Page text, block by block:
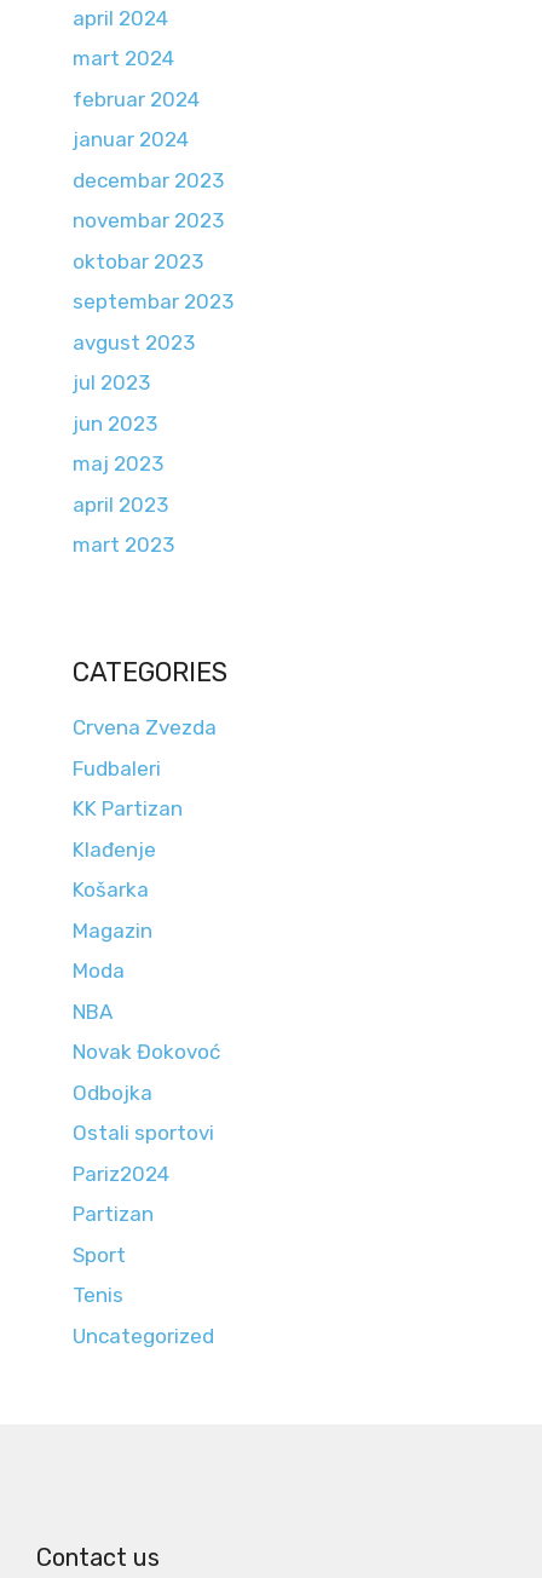
april 2024
mart 2024
februar 2024
januar 2024
decembar 2023
novembar 2023
oktobar 2023
septembar 2023
avgust 2023
jul 2023
jun 2023
maj 2023
april 2023
mart 2023
CATEGORIES
Crvena Zvezda
Fudbaleri
KK Partizan
Klađenje
Košarka
Magazin
Moda
NBA
Novak Đokovoć
Odbojka
Ostali sportovi
Pariz2024
Partizan
Sport
Tenis
Uncategorized
Contact us